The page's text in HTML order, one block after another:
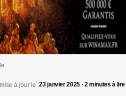
à jour le :23 janvier 2025 · 2 minutes à lire